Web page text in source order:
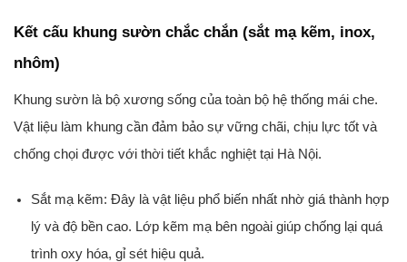
Kết cấu khung sườn chắc chắn (sắt mạ kẽm, inox,
nhôm)
Khung sườn là bộ xương sống của toàn bộ hệ thống mái che.
Vật liệu làm khung cần đảm bảo sự vững chãi, chịu lực tốt và
chống chọi được với thời tiết khắc nghiệt tại Hà Nội.
Sắt mạ kẽm: Đây là vật liệu phổ biến nhất nhờ giá thành hợp
lý và độ bền cao. Lớp kẽm mạ bên ngoài giúp chống lại quá
trình oxy hóa, gỉ sét hiệu quả.